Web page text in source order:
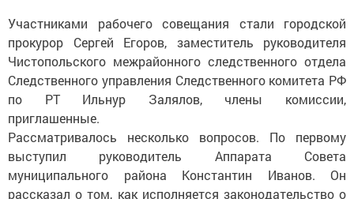
Участниками рабочего совещания стали городской
прокурор Сергей Егоров, заместитель руководителя
Чистопольского межрайонного следственного отдела
Следственного управления Следственного комитета РФ
по РТ Ильнур Залялов, члены комиссии,
приглашенные.
Рассматривалось несколько вопросов. По первому
выступил руководитель Аппарата Совета
муниципального района Константин Иванов. Он
рассказал о том, как исполняется законодательство о